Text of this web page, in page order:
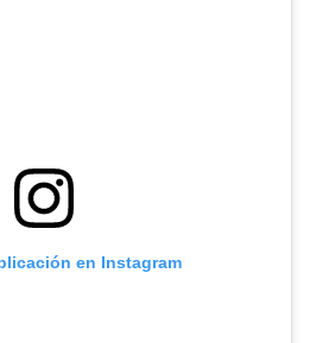
en Instagram